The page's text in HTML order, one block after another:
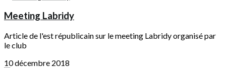
Meeting Labridy
Article de l'est républicain sur le meeting Labridy organisé par
le club
10 décembre 2018